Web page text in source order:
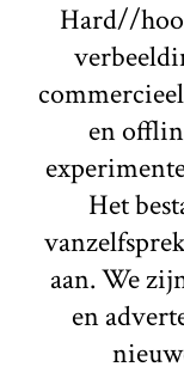
Hard//
en
Het
aan. We
en